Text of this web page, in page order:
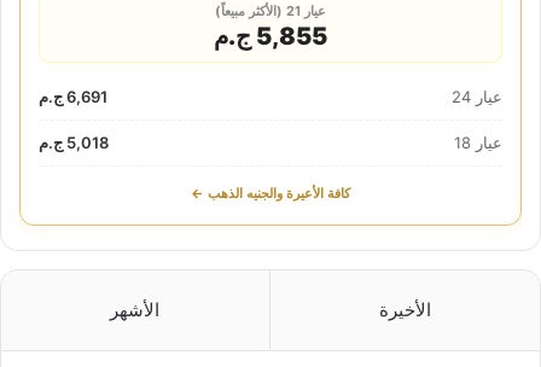
عيار 21 (الأكثر مبيعاً)
5,855 ج.م
عيار 24 6,691 ج.م
عيار 18 5,018 ج.م
كافة الأعيرة والجنيه الذهب ←
الأخيرة الأشهر